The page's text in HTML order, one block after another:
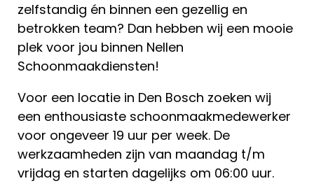
zelfstandig én binnen een gezellig en
betrokken team? Dan hebben wij een mooie
plek voor jou binnen Nellen
Schoonmaakdiensten!
Voor een locatie in Den Bosch zoeken wij
een enthousiaste schoonmaakmedewerker
voor ongeveer 19 uur per week. De
werkzaamheden zijn van maandag t/m
vrijdag en starten dagelijks om 06:00 uur.